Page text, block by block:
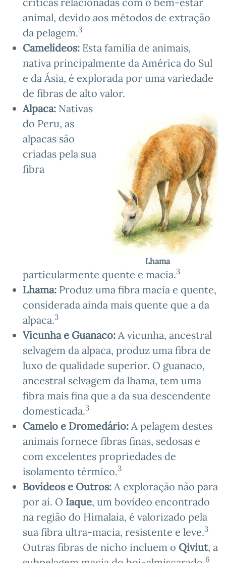
animal, devido aos métodos de extração
da pelagem.3
Camelídeos: Esta família de animais,
nativa principalmente da América do Sul
e da Ásia, é explorada por uma variedade
de fibras de alto valor.
Lhama
Alpaca: Nativas
do Peru, as
alpacas são
criadas pela sua
fibra
particularmente quente e macia.3
Lhama: Produz uma fibra macia e quente,
considerada ainda mais quente que a da
alpaca.3
Vicunha e Guanaco: A vicunha, ancestral
selvagem da alpaca, produz uma fibra de
luxo de qualidade superior. O guanaco,
ancestral selvagem da lhama, tem uma
fibra mais fina que a da sua descendente
domesticada.3
Camelo e Dromedário: A pelagem destes
animais fornece fibras finas, sedosas e
com excelentes propriedades de
isolamento térmico.3
Bovídeos e Outros: A exploração não para
por aí. O Iaque, um bovídeo encontrado
na região do Himalaia, é valorizado pela
sua fibra ultra-macia, resistente e leve.3
Outras fibras de nicho incluem o Qiviut, a
6